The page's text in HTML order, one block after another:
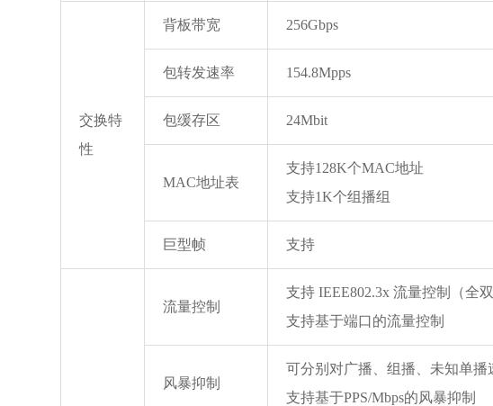
交换特
性
背板带宽 256Gbps
包转发速率 154.8Mpps
包缓存区 24Mbit
MAC地址表
支持128K个MAC地址
支持1K个组播组
巨型帧 支持
流量控制
支持 IEEE802.3x 流量控制（全双
支持基于端口的流量控制
风暴抑制
可分别对广播、组播、未知单播
支持基于PPS/Mbps的风暴抑制